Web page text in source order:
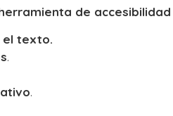
de accesibilidad
el texto.
.
.